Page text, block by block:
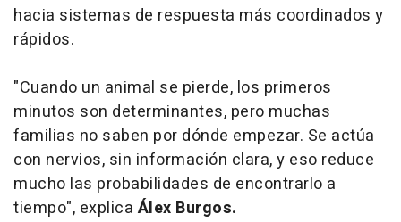
hacia sistemas de respuesta más coordinados y
rápidos.
"Cuando un animal se pierde, los primeros
minutos son determinantes, pero muchas
familias no saben por dónde empezar. Se actúa
con nervios, sin información clara, y eso reduce
mucho las probabilidades de encontrarlo a
tiempo", explica Álex Burgos.